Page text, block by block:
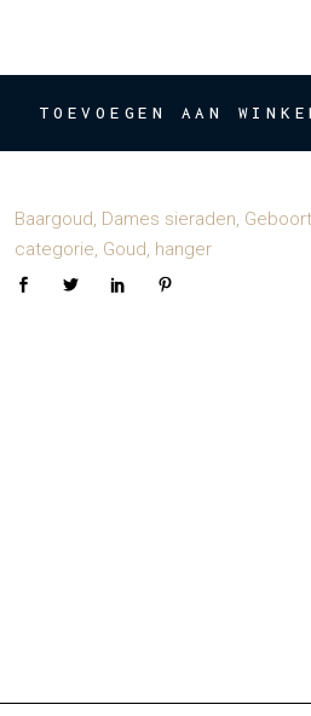
Drop-by-drop quantity
TOEVOEGEN AAN
Baargoud, Dames sieraden,
categorie, Goud, hanger